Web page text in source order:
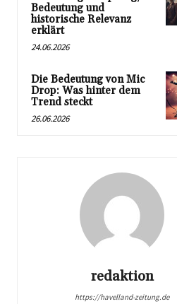
Bedeutung und
historische Relevanz
erklärt
24.06.2026
Die Bedeutung von Mic
Drop: Was hinter dem
Trend steckt
26.06.2026
redaktion
https://havelland-zeitung.de